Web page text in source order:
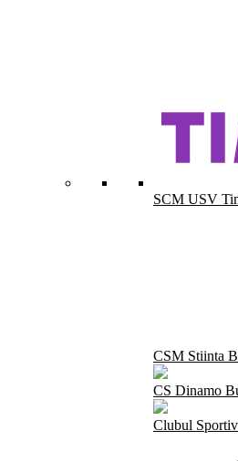
SCM USV
CSM Stiinta
CS Dinamo
Clubul